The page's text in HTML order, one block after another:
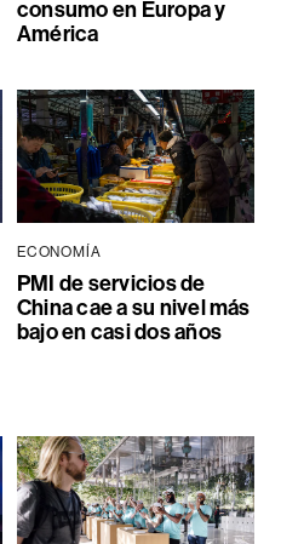
consumo en Europa y
América
ECONOMÍA
PMI de servicios de
China cae a su nivel más
bajo en casi dos años